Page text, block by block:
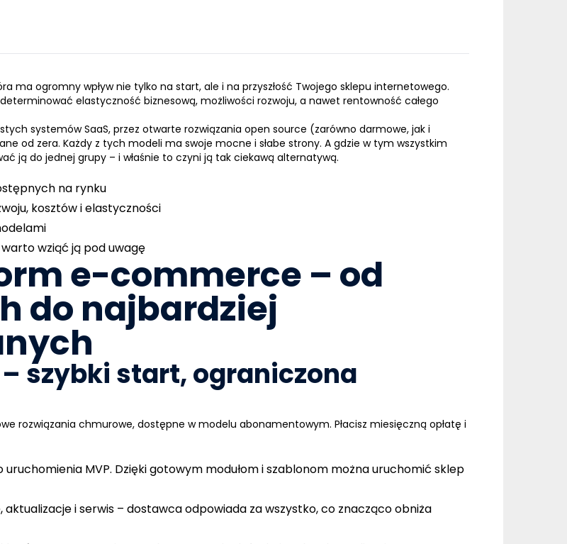
ogromny wpływ nie tylko na start, ale i na przyszłość Twojego sklepu internetowego.
elastyczność biznesową, możliwości rozwoju, a nawet rentowność całego
systemów SaaS, przez otwarte rozwiązania open source (zarówno darmowe, jak i
od zera. Każdy z tych modeli ma swoje mocne i słabe strony. A gdzie w tym wszystkim
ją do jednej grupy – i właśnie to czyni ją tak ciekawą alternatywą.
na rynku
kosztów i elastyczności
wziąć ją pod uwagę
e-commerce – od
do najbardziej
– szybki start, ograniczona
rozwiązania chmurowe, dostępne w modelu abonamentowym. Płacisz miesięczną opłatę i
uruchomienia MVP. Dzięki gotowym modułom i szablonom można uruchomić sklep
i serwis – dostawca odpowiada za wszystko, co znacząco obniża